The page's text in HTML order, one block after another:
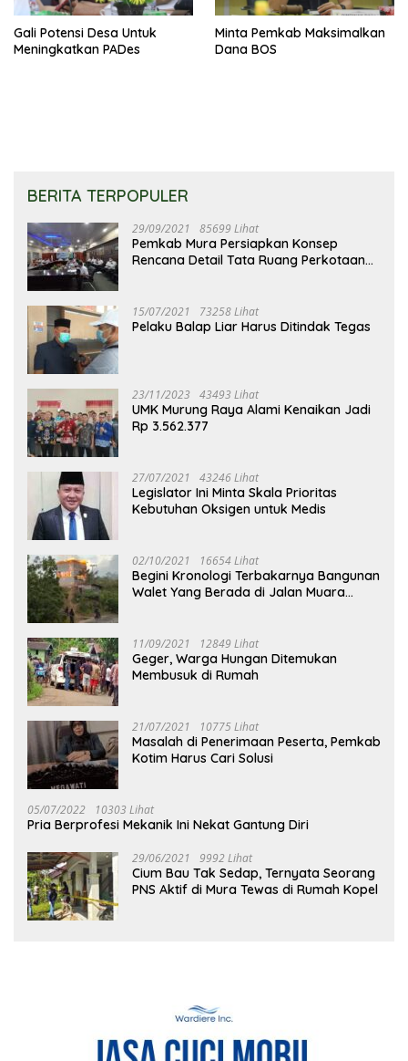
Gali Potensi Desa Untuk
Meningkatkan PADes
Minta Pemkab Maksimalkan
Dana BOS
BERITA TERPOPULER
29/09/2021 85699 Lihat
Pemkab Mura Persiapkan Konsep
Rencana Detail Tata Ruang Perkotaan
15/07/2021 73258 Lihat
Pelaku Balap Liar Harus Ditindak Tegas
23/11/2023 43493 Lihat
UMK Murung Raya Alami Kenaikan Jadi
Rp 3.562.377
27/07/2021 43246 Lihat
Legislator Ini Minta Skala Prioritas
Kebutuhan Oksigen untuk Medis
02/10/2021 16654 Lihat
Begini Kronologi Terbakarnya Bangunan
Walet Yang Berada di Jalan Muara
11/09/2021 12849 Lihat
Geger, Warga Hungan Ditemukan
Membusuk di Rumah
21/07/2021 10775 Lihat
Masalah di Penerimaan Peserta, Pemkab
Kotim Harus Cari Solusi
05/07/2022 10303 Lihat
Pria Berprofesi Mekanik Ini Nekat Gantung Diri
29/06/2021 9992 Lihat
Cium Bau Tak Sedap, Ternyata Seorang
PNS Aktif di Mura Tewas di Rumah Kopel